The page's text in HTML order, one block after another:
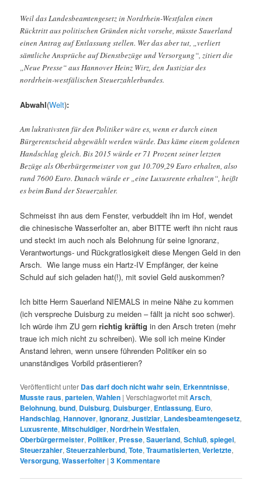
Weil das Landesbeamtengesetz in Nordrhein-Westfalen einen
Rücktritt aus politischen Gründen nicht vorsehe, müsste Sauerland
einen Antrag auf Entlassung stellen. Wer das aber tut, „verliert
sämtliche Ansprüche auf Dienstbezüge und Versorgung“, zitiert die
„Neue Presse“ aus Hannover Heinz Wirz, den Justiziar des
nordrhein-westfälischen Steuerzahlerbundes.
Abwahl(Welt):
Am lukrativsten für den Politiker wäre es, wenn er durch einen
Bürgerentscheid abgewählt werden würde. Das käme einem goldenen
Handschlag gleich. Bis 2015 würde er 71 Prozent seiner letzten
Bezüge als Oberbürgermeister von gut 10.709,29 Euro erhalten, also
rund 7600 Euro. Danach würde er „eine Luxusrente erhalten“, heißt
es beim Bund der Steuerzahler.
Schmeisst ihn aus dem Fenster, verbuddelt ihn im Hof, wendet
die chinesische Wasserfolter an, aber BITTE werft ihn nicht raus
und steckt im auch noch als Belohnung für seine Ignoranz,
Verantwortungs- und Rückgratlosigkeit diese Mengen Geld in den
Arsch. Wie lange muss ein Hartz-IV Empfänger, der keine
Schuld auf sich geladen hat(!), mit soviel Geld auskommen?
Ich bitte Herrn Sauerland NIEMALS in meine Nähe zu kommen
(ich verspreche Duisburg zu meiden – fällt ja nicht soo schwer).
Ich würde ihm ZU gernrichtig kräftig in den Arsch treten (mehr
traue ich mich nicht zu schreiben). Wie soll ich meine Kinder
Anstand lehren, wenn unsere führenden Politiker ein so
unanständiges Vorbild präsentieren?
Veröffentlicht unter Das darf doch nicht wahr sein, Erkenntnisse,
Musste raus,parteien,Wahlen |Verschlagwortet mitArsch,
Belohnung,bund, Duisburg, Duisburger, Entlassung, Euro,
Handschlag,Hannover,Ignoranz,Justiziar, Landesbeamtengesetz,
Luxusrente,Mitschuldiger,Nordrhein Westfalen,
Oberbürgermeister, Politiker, Presse,Sauerland,Schluß,spiegel,
Steuerzahler,Steuerzahlerbund,Tote,Traumatisierten,Verletzte,
Versorgung,Wasserfolter |3Kommentare